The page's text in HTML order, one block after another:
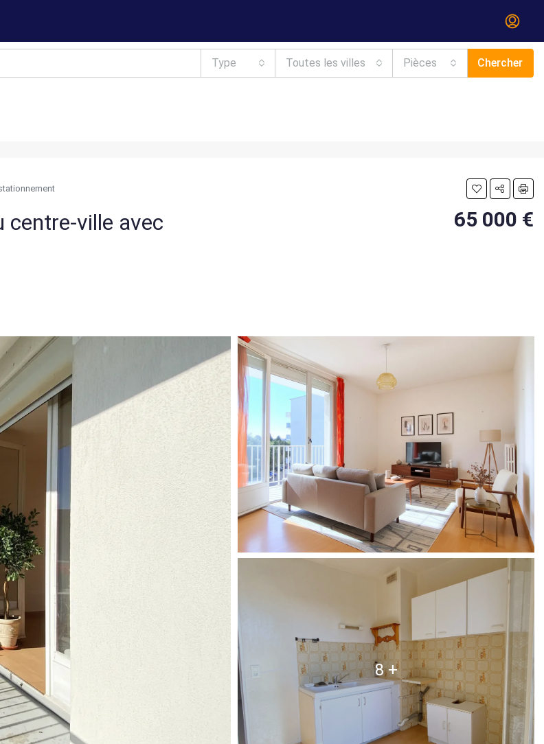
Type Toutes les villes Pièces Chercher
centre-ville avec
65 000 €
8 +